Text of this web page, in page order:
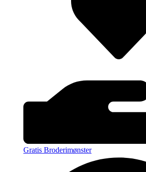
Gratis Broderimønster